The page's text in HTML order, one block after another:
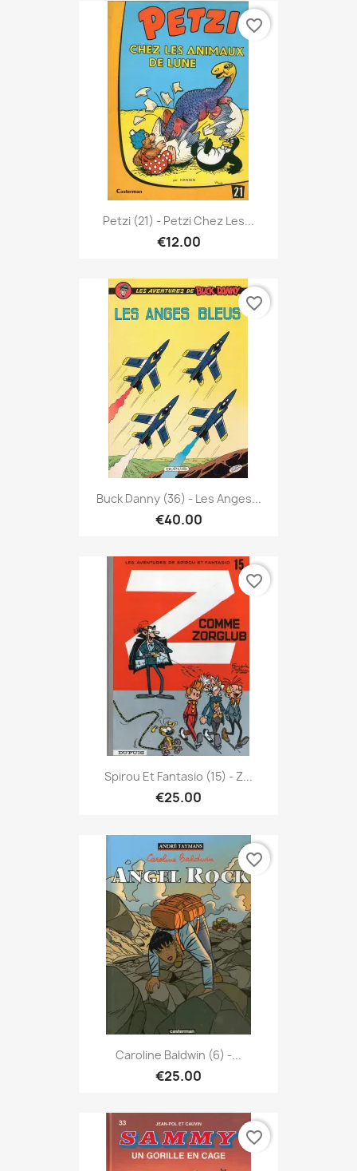
Petzi (21) - Petzi Chez Les...
€12.00
favorite_border
Buck Danny (36) - Les Anges...
€40.00
favorite_border
Spirou Et Fantasio (15) - Z...
€25.00
favorite_border
Caroline Baldwin (6) -...
€25.00
favorite_border
favorite_border